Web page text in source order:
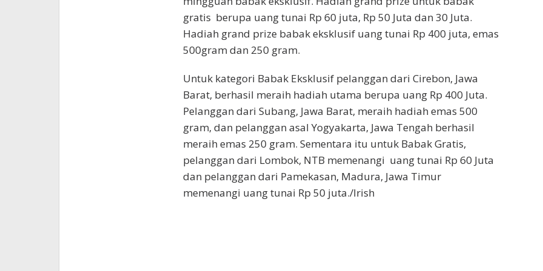
gratis berupa uang tunai Rp 60 juta, Rp 50 Juta dan 30 Juta.
Hadiah grand prize babak eksklusif uang tunai Rp 400 juta, emas
500gram dan 250 gram.
Untuk kategori Babak Eksklusif pelanggan dari Cirebon, Jawa
Barat, berhasil meraih hadiah utama berupa uang Rp 400 Juta.
Pelanggan dari Subang, Jawa Barat, meraih hadiah emas 500
gram, dan pelanggan asal Yogyakarta, Jawa Tengah berhasil
meraih emas 250 gram. Sementara itu untuk Babak Gratis,
pelanggan dari Lombok, NTB memenangi uang tunai Rp 60 Juta
dan pelanggan dari Pamekasan, Madura, Jawa Timur
memenangi uang tunai Rp 50 juta./Irish